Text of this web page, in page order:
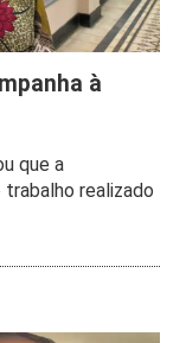
à
que a
realizado